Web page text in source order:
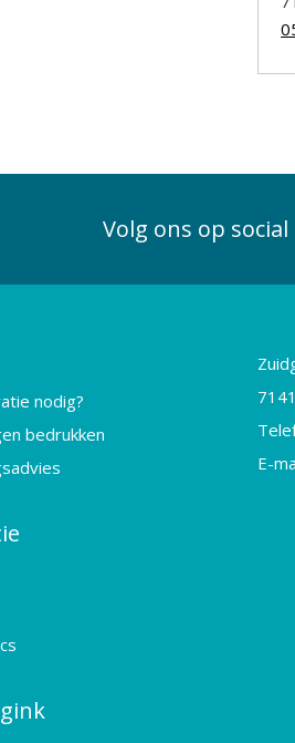
Volg ons op social
nodig?
bedrukken
E-